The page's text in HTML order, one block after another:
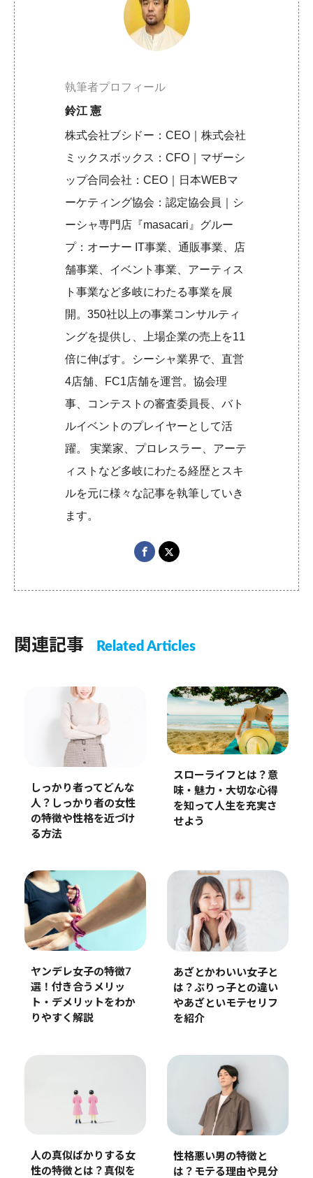
執筆者プロフィール
鈴江 憲
株式会社ブシドー：CEO｜株式会社
ミックスボックス：CFO｜マザーシ
ップ合同会社：CEO｜日本WEBマ
ーケティング協会：認定協会員｜シ
ーシャ専門店『masacari』グルー
プ：オーナー IT事業、通販事業、店
舗事業、イベント事業、アーティス
ト事業など多岐にわたる事業を展
開。350社以上の事業コンサルティ
ングを提供し、上場企業の売上を11
倍に伸ばす。シーシャ業界で、直営
4店舗、FC1店舗を運営。協会理
事、コンテストの審査委員長、バト
ルイベントのプレイヤーとして活
躍。 実業家、プロレスラー、アーテ
ィストなど多岐にわたる経歴とスキ
ルを元に様々な記事を執筆していき
ます。
関連記事 Related Articles
しっかり者ってどんな
人？しっかり者の女性
の特徴や性格を近づけ
る方法
スローライフとは？意
味・魅力・大切な心得
を知って人生を充実さ
せよう
ヤンデレ女子の特徴7
選！付き合うメリッ
ト・デメリットをわか
りやすく解説
あざとかわいい女子と
は？ぶりっ子との違い
やあざといモテセリフ
を紹介
人の真似ばかりする女
性の特徴とは？真似を
性格悪い男の特徴と
は？モテる理由や見分